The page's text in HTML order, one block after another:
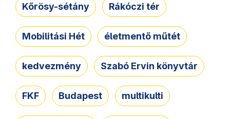
Kőrösy-sétány Rákóczi tér
Mobilitási Hét életmentő műtét
kedvezmény Szabó Ervin könyvtár
FKF Budapest multikulti